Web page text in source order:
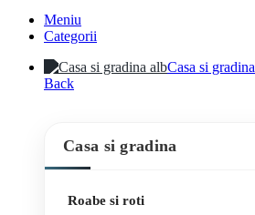
Meniu
Categorii
Casa si gradina
Back
Casa si gradina
Roabe si roti